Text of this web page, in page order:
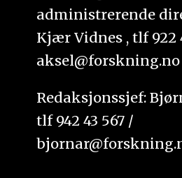
administrerende
Kjær Vidnes , tlf 922
aksel@forskning.no
Redaksjonssjef:
tlf 942 43 567 /